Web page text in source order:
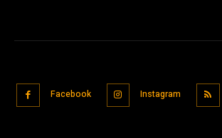
Facebook Instagram